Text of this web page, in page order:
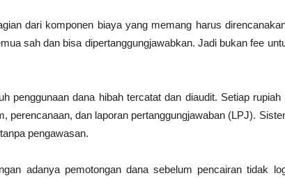
dari komponen biaya yang memang harus
sah dan bisa dipertanggungjawabkan. Jadi bukan fee
penggunaan dana hibah tercatat dan diaudit. Setiap
perencanaan, dan laporan pertanggungjawaban (LPJ).
pengawasan.
adanya pemotongan dana sebelum pencairan tidak